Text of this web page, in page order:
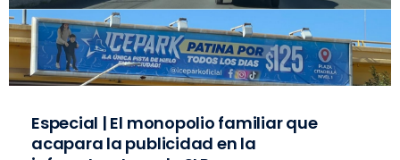
Especial | El monopolio familiar que
acapara la publicidad en la